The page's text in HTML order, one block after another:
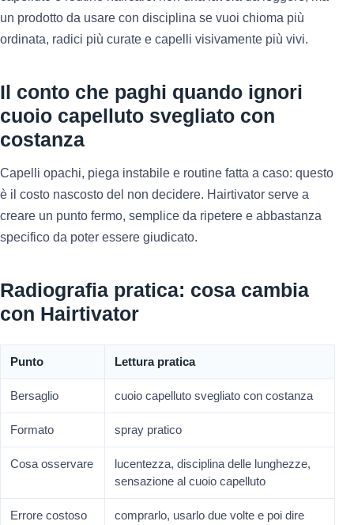
un prodotto da usare con disciplina se vuoi chioma più
ordinata, radici più curate e capelli visivamente più vivi.
Il conto che paghi quando ignori
cuoio capelluto svegliato con
costanza
Capelli opachi, piega instabile e routine fatta a caso: questo
è il costo nascosto del non decidere. Hairtivator serve a
creare un punto fermo, semplice da ripetere e abbastanza
specifico da poter essere giudicato.
Radiografia pratica: cosa cambia
con Hairtivator
Punto Lettura pratica
Bersaglio cuoio capelluto svegliato con costanza
Formato spray pratico
Cosa osservare
lucentezza, disciplina delle lunghezze,
sensazione al cuoio capelluto
Errore costoso
comprarlo, usarlo due volte e poi dire